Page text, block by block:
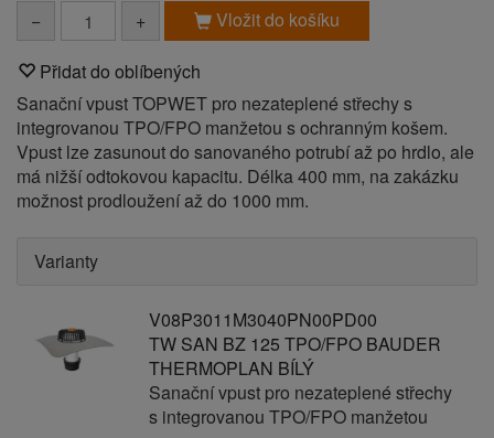
− + Vložit do košíku
Přidat do oblíbených
Sanační vpust TOPWET pro nezateplené střechy s
integrovanou TPO/FPO manžetou s ochranným košem.
Vpust lze zasunout do sanovaného potrubí až po hrdlo, ale
má nižší odtokovou kapacitu. Délka 400 mm, na zakázku
možnost prodloužení až do 1000 mm.
Varianty
V08P3011M3040PN00PD00
TW SAN BZ 125 TPO/FPO BAUDER
THERMOPLAN BÍLÝ
Sanační vpust pro nezateplené střechy
s integrovanou TPO/FPO manžetou